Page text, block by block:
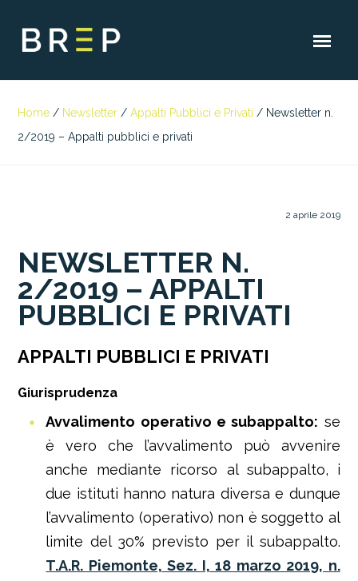
Home / Newsletter / Appalti Pubblici e Privati / Newsletter n.
2/2019 – Appalti pubblici e privati
2 aprile 2019
NEWSLETTER N.
2/2019 – APPALTI
PUBBLICI E PRIVATI
APPALTI PUBBLICI E PRIVATI
Giurisprudenza
Avvalimento operativo e subappalto: se
è vero che l’avvalimento può avvenire
anche mediante ricorso al subappalto, i
due istituti hanno natura diversa e dunque
l’avvalimento (operativo) non è soggetto al
limite del 30% previsto per il subappalto.
T.A.R. Piemonte, Sez. I, 18 marzo 2019, n.